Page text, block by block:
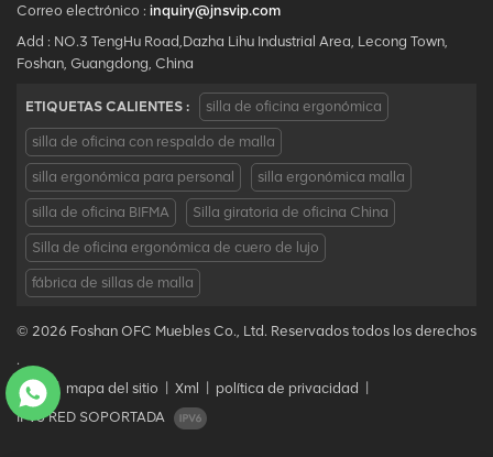
Correo electrónico : inquiry@jnsvip.com
Add : NO.3 TengHu Road,Dazha Lihu Industrial Area, Lecong Town,
Foshan, Guangdong, China
ETIQUETAS CALIENTES : silla de oficina ergonómica
silla de oficina con respaldo de malla
silla ergonómica para personal silla ergonómica malla
silla de oficina BIFMA Silla giratoria de oficina China
Silla de oficina ergonómica de cuero de lujo
fábrica de sillas de malla
© 2026 Foshan OFC Muebles Co., Ltd. Reservados todos los derechos
.
Blog
| mapa del sitio Xml política de privacidad
IPv6 RED SOPORTADA